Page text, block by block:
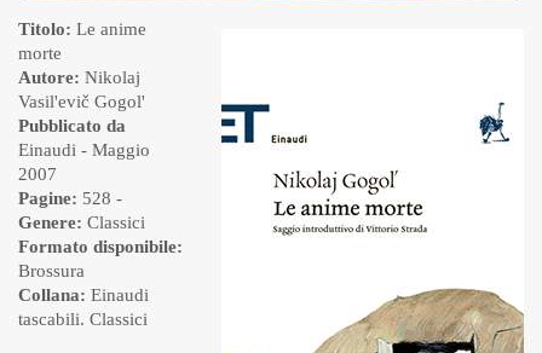
Titolo: Le anime
morte
Autore: Nikolaj
Vasil'evič Gogol'
Pubblicato da
Einaudi - Maggio
2007
Pagine: 528 -
Genere: Classici
Formato disponibile:
Brossura
Collana: Einaudi
tascabili. Classici